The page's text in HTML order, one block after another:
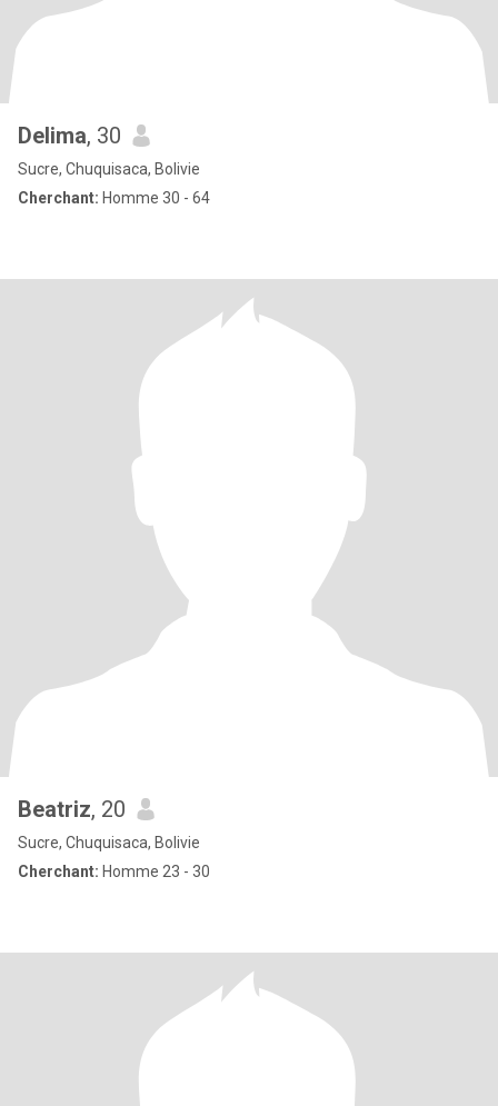
Delima, 30
Sucre, Chuquisaca, Bolivie
Cherchant: Homme 30 - 64
Beatriz, 20
Sucre, Chuquisaca, Bolivie
Cherchant: Homme 23 - 30